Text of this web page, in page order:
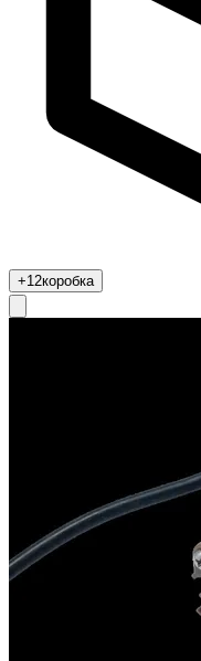
+12коробка